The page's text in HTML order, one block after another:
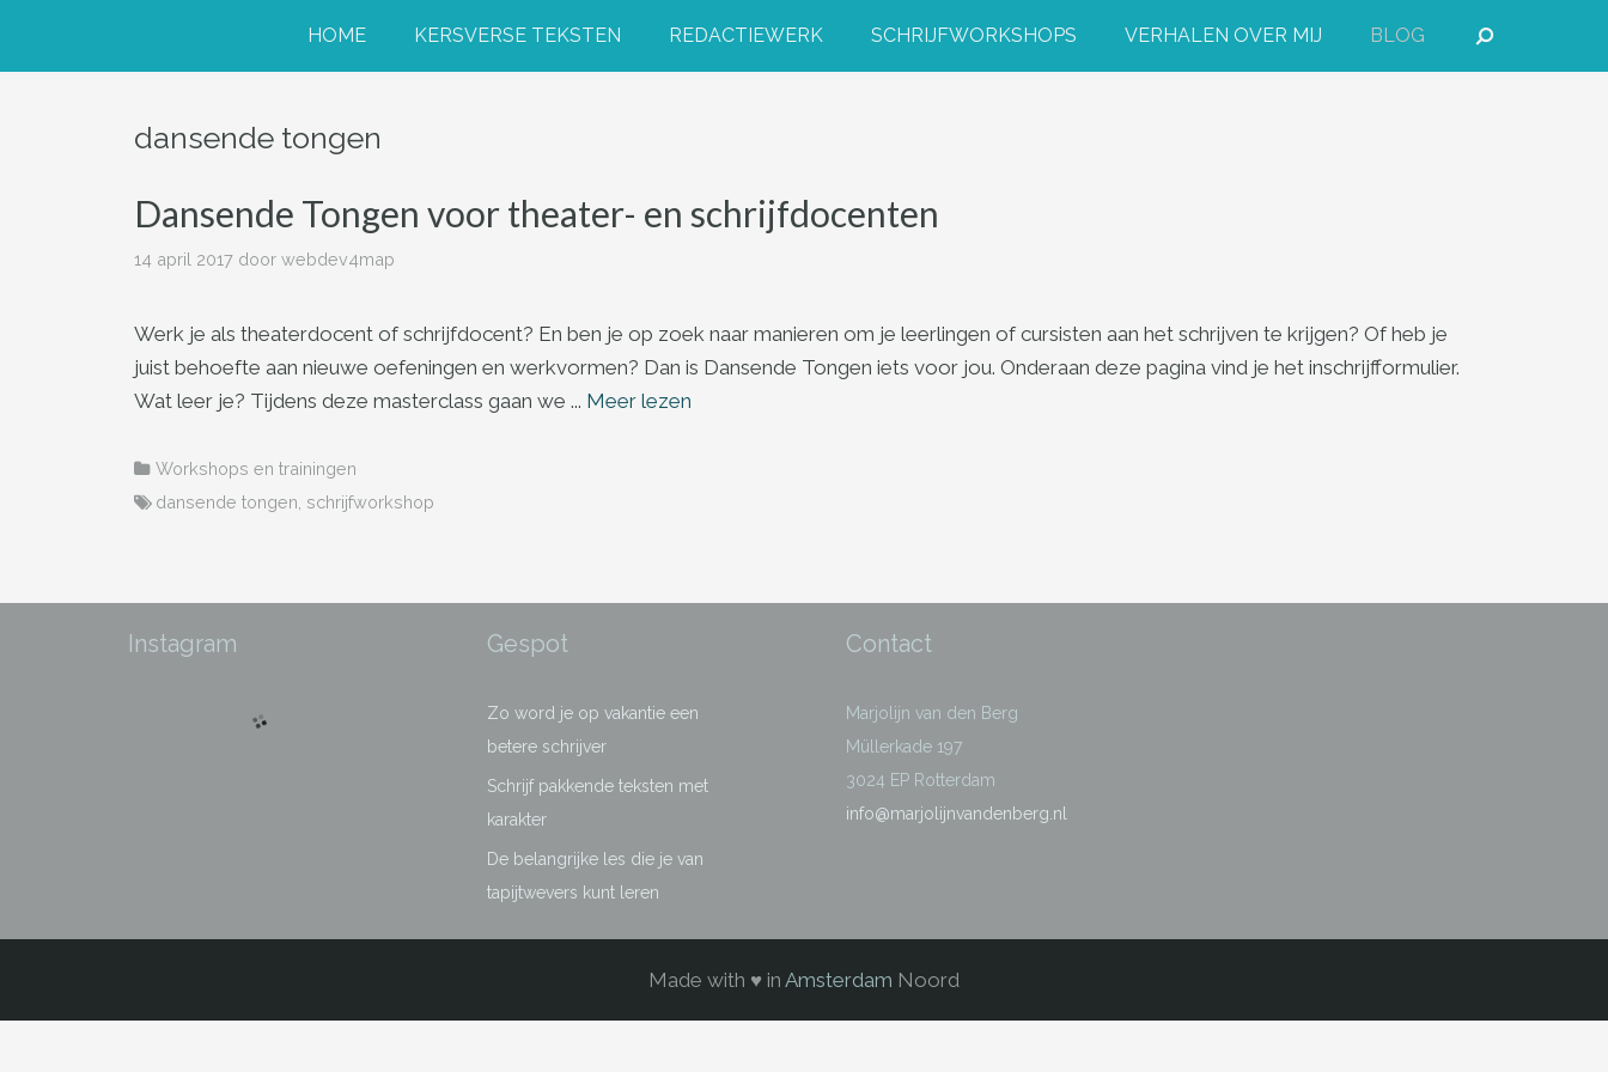
HOME KERSVERSE TEKSTEN REDACTIEWERK SCHRIJFWORKSHOPS VERHALEN OVER MIJ BLOG
dansende tongen
Dansende Tongen voor theater- en schrijfdocenten
14 april 2017 door webdev4map
Werk je als theaterdocent of schrijfdocent? En ben je op zoek naar manieren om je leerlingen of cursisten aan het schrijven te krijgen? Of heb je
juist behoefte aan nieuwe oefeningen en werkvormen? Dan is Dansende Tongen iets voor jou. Onderaan deze pagina vind je het inschrijfformulier.
Wat leer je? Tijdens deze masterclass gaan we ... Meer lezen
Categorieën
Workshops en trainingen
Tags
dansende tongen schrijfworkshop
Instagram Gespot
Zo word je op vakantie een
betere schrijver
Schrijf pakkende teksten met
karakter
De belangrijke les die je van
tapijtwevers kunt leren
Contact
Marjolijn van den Berg
Müllerkade 197
3024 EP Rotterdam
info@marjolijnvandenberg.nl
Made with ♥ in Amsterdam Noord